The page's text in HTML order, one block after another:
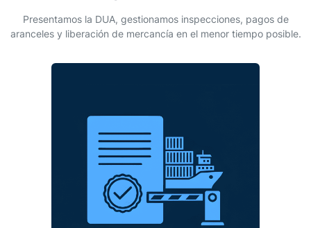
Presentamos la DUA, gestionamos inspecciones, pagos de
aranceles y liberación de mercancía en el menor tiempo posible.